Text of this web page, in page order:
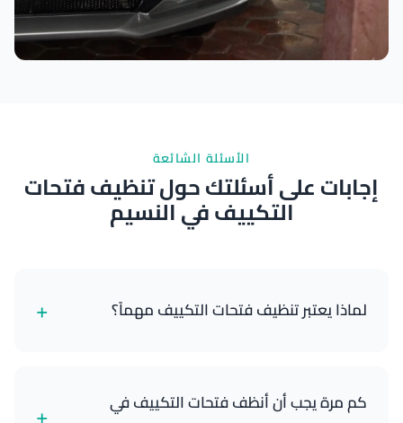
الأسئلة الشائعة
إجابات على أسئلتك حول تنظيف فتحات
التكييف في النسيم
لماذا يعتبر تنظيف فتحات التكييف مهماً؟ +
العفن والبكتيريا التي تتراكم في نظام الهواء في سيارتك.
هذا يحسن جودة الهواء، ويقلل من مسببات الحساسية،
كم مرة يجب أن أنظف فتحات التكييف في